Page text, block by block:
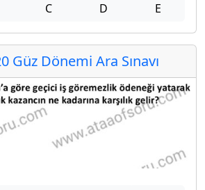
C D E
Güz Dönemi Ara Sınavı